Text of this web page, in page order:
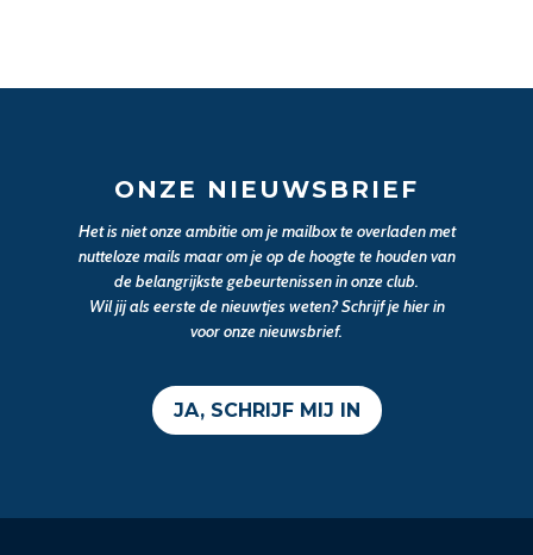
ONZE NIEUWSBRIEF
Het is niet onze ambitie om je mailbox te overladen met
nutteloze mails maar om je op de hoogte te houden van
de belangrijkste gebeurtenissen in onze club.
Wil jij als eerste de nieuwtjes weten? Schrijf je hier in
voor onze nieuwsbrief.
JA, SCHRIJF MIJ IN